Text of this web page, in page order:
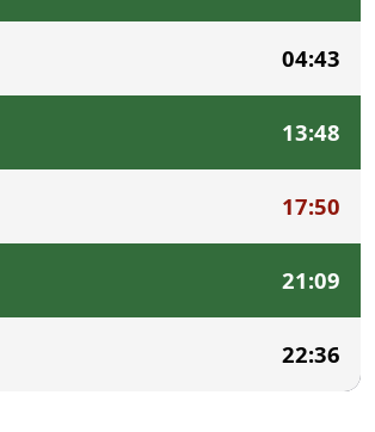
04:43
13:48
17:50
21:09
22:36